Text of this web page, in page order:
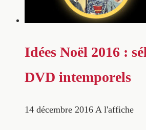
Idées Noël 2016 :
DVD intemporels
14 décembre 2016 A l'affiche